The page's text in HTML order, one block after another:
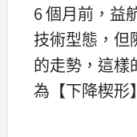
6 個月前，益
技術型態，但
的走勢，這樣
為【下降楔形